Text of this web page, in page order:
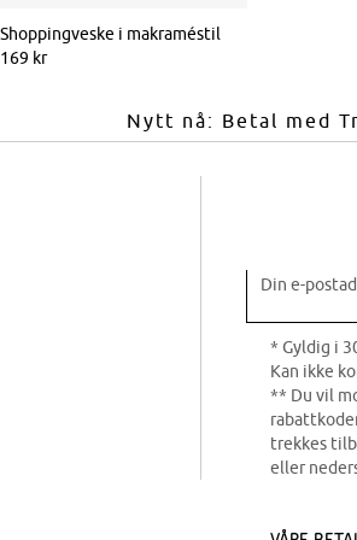
Shoppingveske i makraméstil
169 kr
Nytt nå: Betal med
Din e-
* Gyldig i
Kan ikke
** Du vil
trekkes
eller